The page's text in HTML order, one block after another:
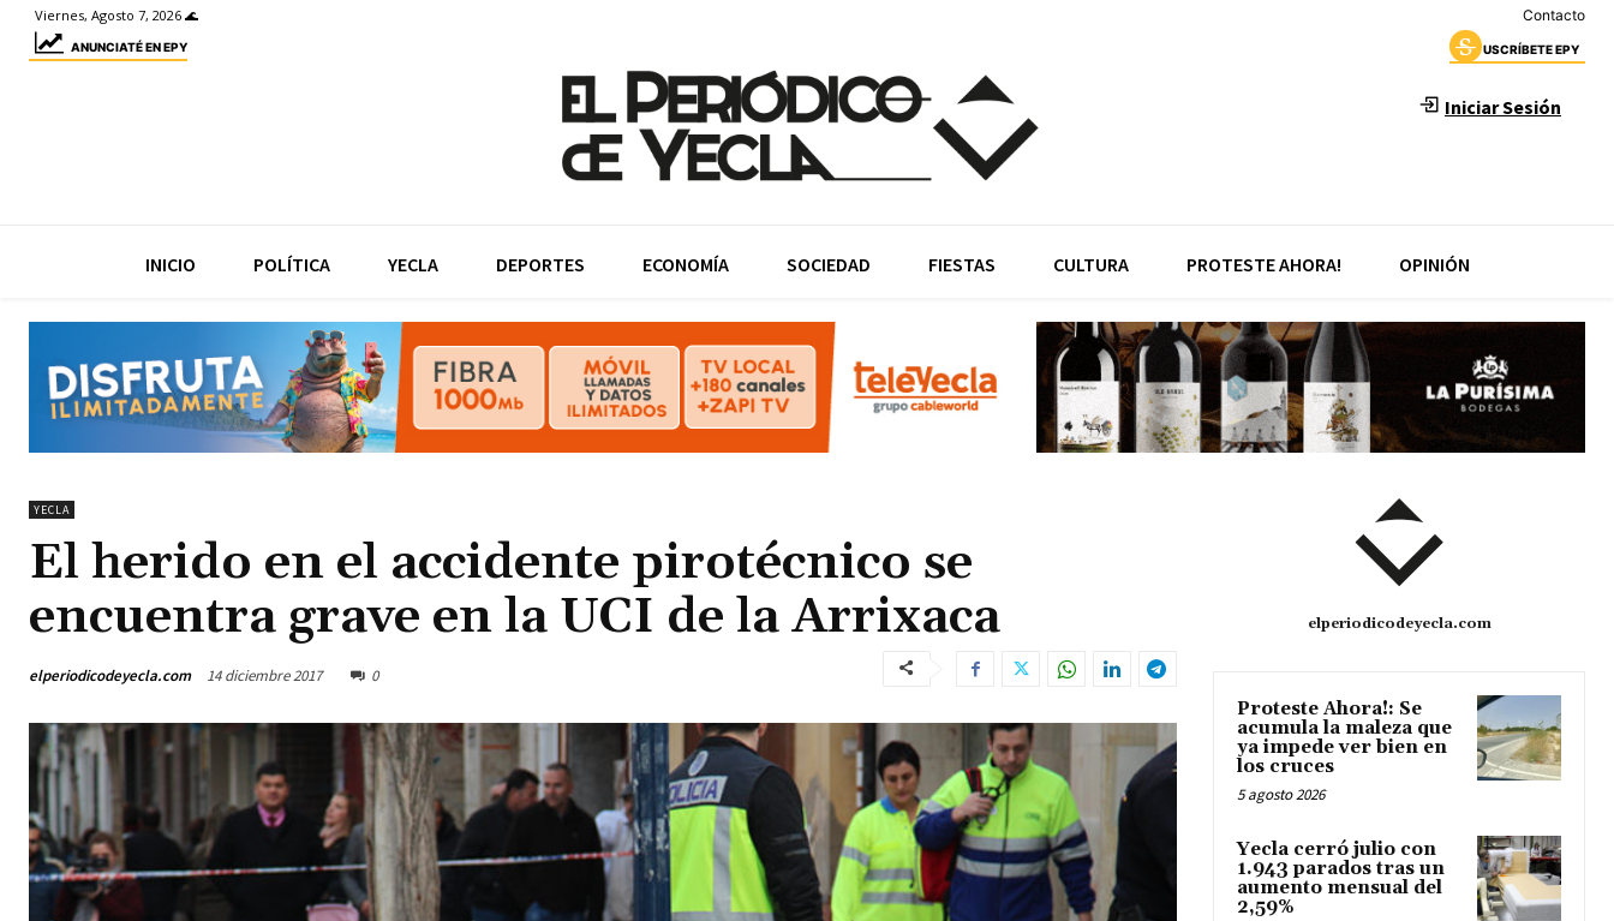
Viernes, Agosto 7, 2026 🌊 Contacto
ANUNCIATÉ EN EPY USCRÍBETE EPY
Iniciar Sesión
INICIO POLÍTICA YECLA DEPORTES ECONOMÍA SOCIEDAD FIESTAS CULTURA PROTESTE AHORA! OPINIÓN
YECLA
El herido en el accidente pirotécnico se
encuentra grave en la UCI de la Arrixaca
elperiodicodeyecla.com 14 diciembre 2017 0
elperiodicodeyecla.com
Proteste Ahora!: Se
acumula la maleza que
ya impede ver bien en
los cruces
5 agosto 2026
Yecla cerró julio con
1.943 parados tras un
aumento mensual del
2,59%